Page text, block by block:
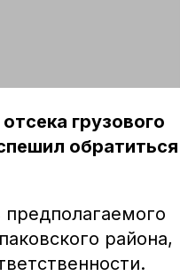
грузового
обратиться
района,